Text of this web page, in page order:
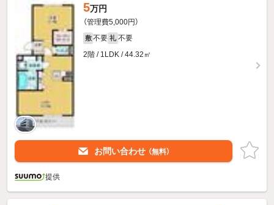
5万円
（管理費5,000円）
敷 不要 礼 不要
2階 / 1LDK / 44.32㎡
お問い合わせ （無料）
提供